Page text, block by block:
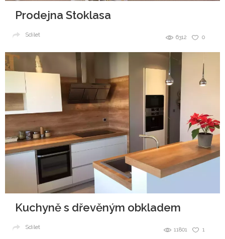
Prodejna Stoklasa
0
6312
Sdílet
Kuchyně s dřevěným obkladem
1
11801
Sdílet